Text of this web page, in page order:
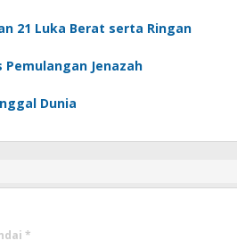
21 Luka Berat serta Ringan
Jenazah
Dunia
*